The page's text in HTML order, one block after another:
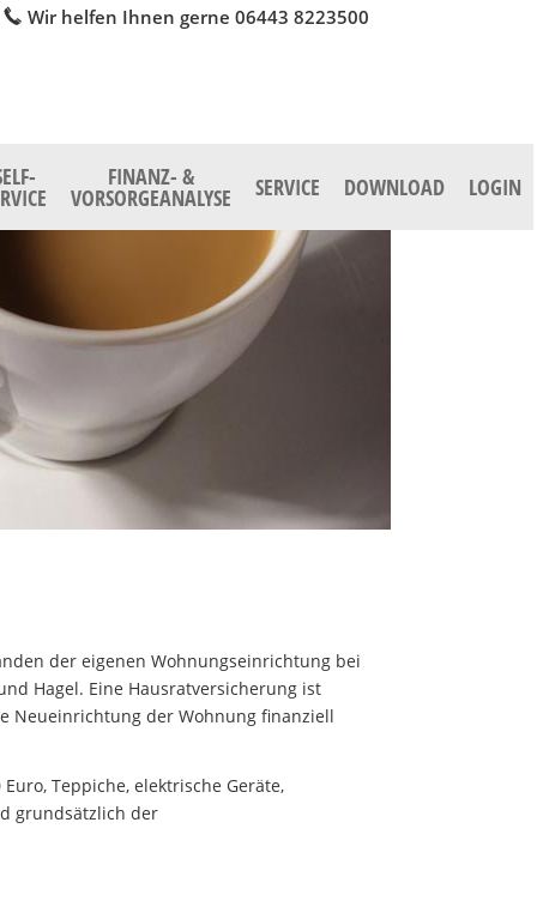
Wir helfen Ihnen gerne 06443 8223500
FINANZ- &
VORSORGEANALYSE SERVICE DOWNLOAD LOGIN
der eigenen Wohnungseinrichtung bei
Hagel. Eine Hausratversicherung ist
Neueinrichtung der Wohnung finanziell
Teppiche, elektrische Geräte,
grundsätzlich der